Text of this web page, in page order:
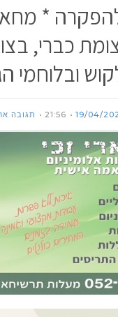
להפקרה *
כברי,
ובלוחמי
19/04/
21:56 תגובה